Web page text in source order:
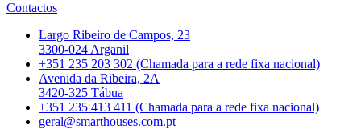
Contactos
Largo Ribeiro de Campos, 23
3300-024 Arganil
+351 235 203 302 (Chamada para a rede fixa nacional)
Avenida da Ribeira, 2A
3420-325 Tábua
+351 235 413 411 (Chamada para a rede fixa nacional)
geral@smarthouses.com.pt